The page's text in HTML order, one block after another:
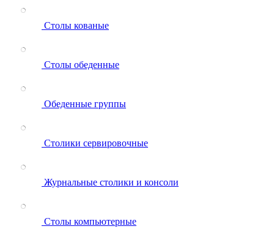
Столы кованые
Столы обеденные
Обеденные группы
Столики сервировочные
Журнальные столики и консоли
Столы компьютерные